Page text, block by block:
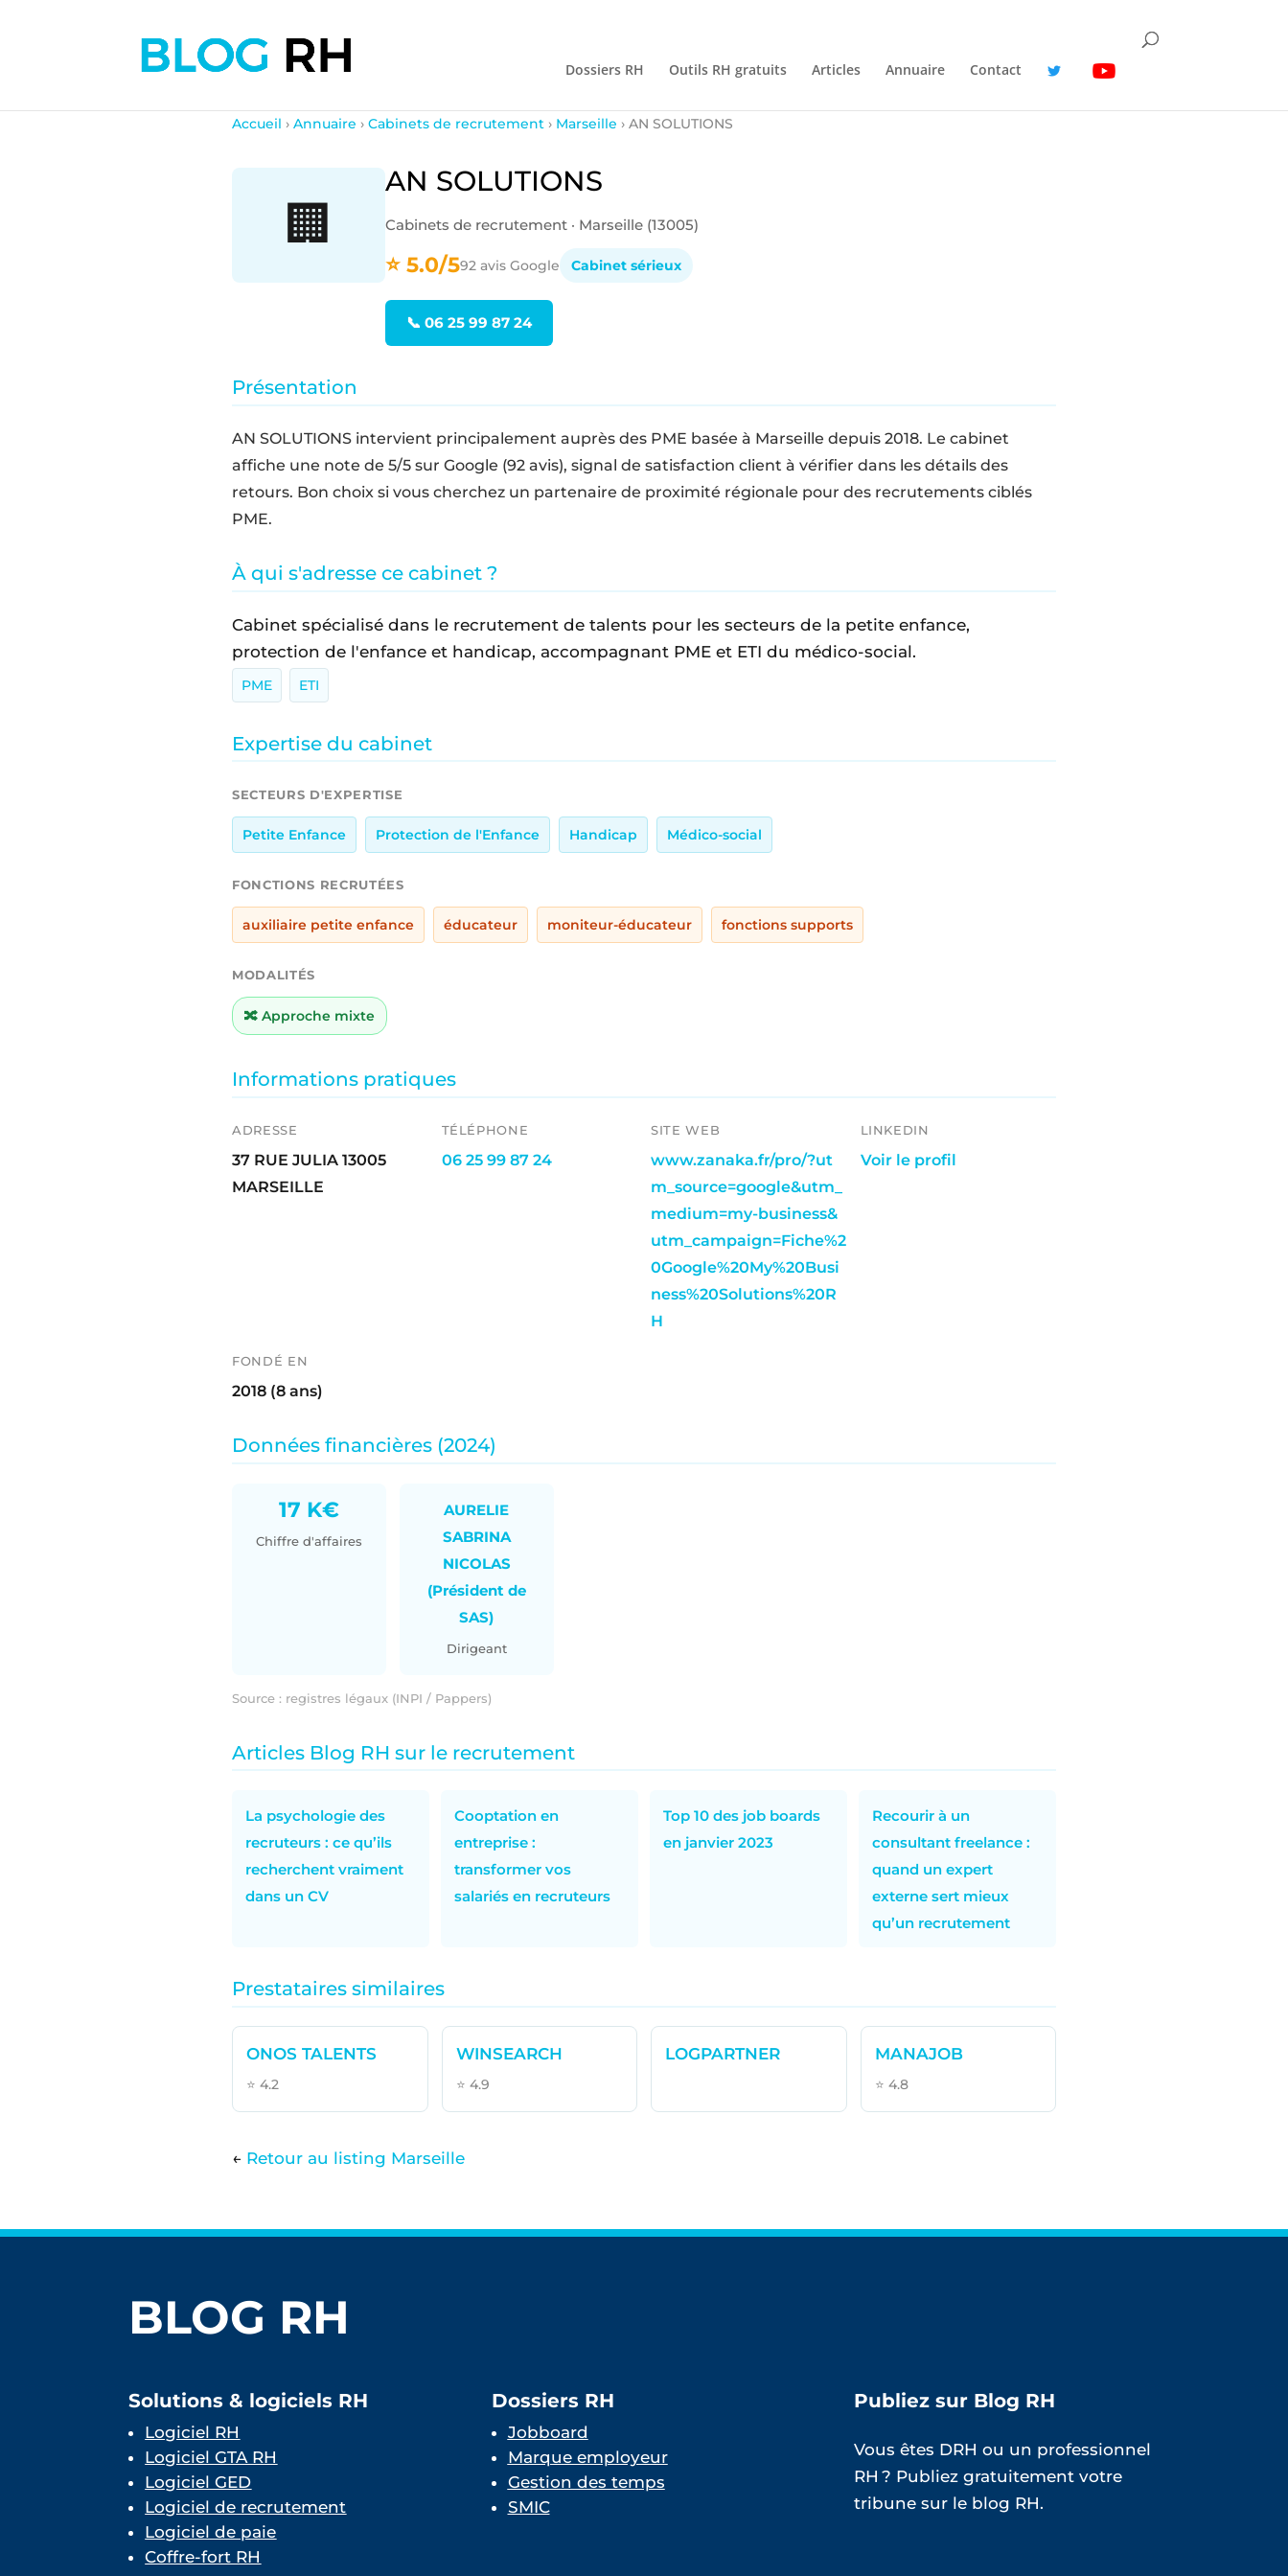
Dossiers RH Outils RH gratuits Articles Annuaire Contact
Accueil › Annuaire › Cabinets de recrutement › Marseille › AN SOLUTIONS
🏢
AN SOLUTIONS
Cabinets de recrutement · Marseille (13005)
⭐ 5.0/592 avis Google Cabinet sérieux
📞 06 25 99 87 24
Présentation
AN SOLUTIONS intervient principalement auprès des PME basée à Marseille depuis 2018. Le cabinet
affiche une note de 5/5 sur Google (92 avis), signal de satisfaction client à vérifier dans les détails des
retours. Bon choix si vous cherchez un partenaire de proximité régionale pour des recrutements ciblés
PME.
À qui s'adresse ce cabinet ?
Cabinet spécialisé dans le recrutement de talents pour les secteurs de la petite enfance,
protection de l'enfance et handicap, accompagnant PME et ETI du médico-social.
PME ETI
Expertise du cabinet
SECTEURS D'EXPERTISE
Petite Enfance Protection de l'Enfance Handicap Médico-social
FONCTIONS RECRUTÉES
auxiliaire petite enfance éducateur moniteur-éducateur fonctions supports
MODALITÉS
🔀 Approche mixte
Informations pratiques
ADRESSE
37 RUE JULIA 13005
MARSEILLE
TÉLÉPHONE
06 25 99 87 24
SITE WEB
www.zanaka.fr/pro/?ut
m_source=google&utm_
medium=my-business&
utm_campaign=Fiche%2
0Google%20My%20Busi
ness%20Solutions%20R
H
LINKEDIN
Voir le profil
FONDÉ EN
2018 (8 ans)
Données financières (2024)
17 K€
Chiffre d'affaires
AURELIE
SABRINA
NICOLAS
(Président de
SAS)
Dirigeant
Source : registres légaux (INPI / Pappers)
Articles Blog RH sur le recrutement
La psychologie des
recruteurs : ce qu’ils
recherchent vraiment
dans un CV
Cooptation en
entreprise :
transformer vos
salariés en recruteurs
Top 10 des job boards
en janvier 2023
Recourir à un
consultant freelance :
quand un expert
externe sert mieux
qu’un recrutement
Prestataires similaires
ONOS TALENTS
⭐ 4.2
WINSEARCH
⭐ 4.9
LOGPARTNER MANAJOB
⭐ 4.8
← Retour au listing Marseille
BLOG RH
Solutions & logiciels RH
Logiciel RH
Logiciel GTA RH
Logiciel GED
Logiciel de recrutement
Logiciel de paie
Coffre-fort RH
Dossiers RH
Jobboard
Marque employeur
Gestion des temps
SMIC
Publiez sur Blog RH
Vous êtes DRH ou un professionnel
RH ? Publiez gratuitement votre
tribune sur le blog RH.